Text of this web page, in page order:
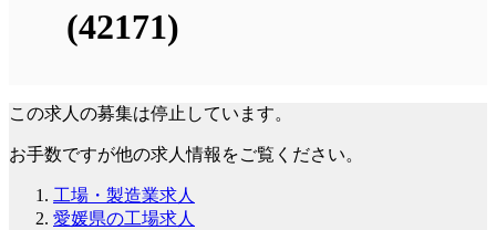
(42171)
この求人の募集は停止しています。
お手数ですが他の求人情報をご覧ください。
工場・製造業求人
愛媛県の工場求人